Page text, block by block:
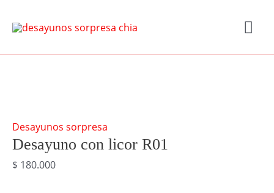
Desayunos sorpresa
Desayuno con licor R01
$ 180.000
R01
cantidad